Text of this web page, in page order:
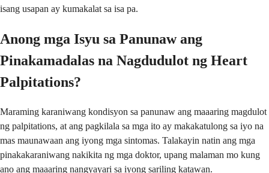
isang usapan ay kumakalat sa isa pa.
Anong mga Isyu sa Panunaw ang
Pinakamadalas na Nagdudulot ng Heart
Palpitations?
Maraming karaniwang kondisyon sa panunaw ang maaaring magdulot
ng palpitations, at ang pagkilala sa mga ito ay makakatulong sa iyo na
mas maunawaan ang iyong mga sintomas. Talakayin natin ang mga
pinakakaraniwang nakikita ng mga doktor, upang malaman mo kung
ano ang maaaring nangyayari sa iyong sariling katawan.